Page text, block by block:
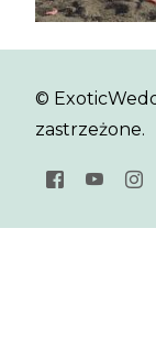
©
zastrzeżone.